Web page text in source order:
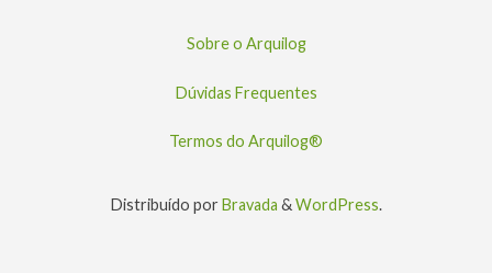
Sobre o Arquilog
Dúvidas Frequentes
Termos do Arquilog®
Distribuído por Bravada &WordPress.